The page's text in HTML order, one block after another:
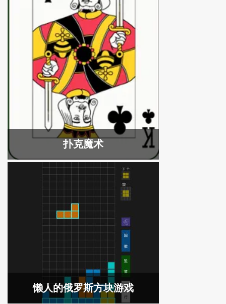
扑克魔术
懒人的俄罗斯方块游戏